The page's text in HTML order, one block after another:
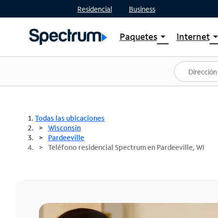
Residencial Business
Paquetesarrow_drop_down
Ver paquetes
Spectrum One
Mejores ofertas
Internetarrow_drop_down
Planes
Todas las ubicaciones
Wisconsin
Pardeeville
Teléfono residencial Spectrum en Pardeeville, WI